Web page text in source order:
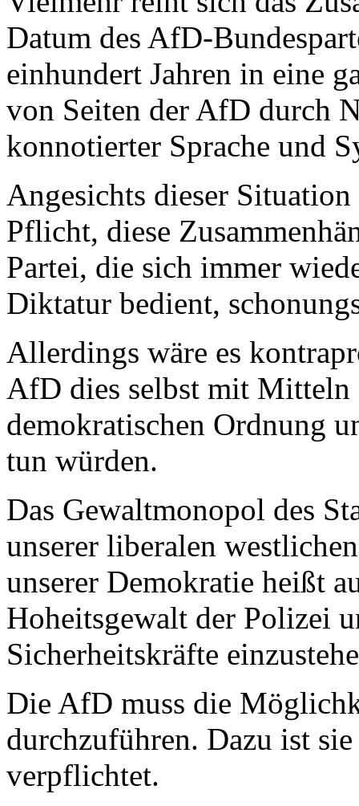
Datum des AfD-
einhundert Jahren in eine
von Seiten der AfD durch
konnotierter Sprache und
Angesichts dieser
Pflicht, diese
Partei, die sich immer
Diktatur bedient,
Allerdings wäre es
AfD dies selbst mit Mitteln
demokratischen Ordnung
tun würden.
Das Gewaltmonopol des
unserer liberalen
unserer Demokratie heißt
Hoheitsgewalt der Polizei
Sicherheitskräfte
Die AfD muss die
durchzuführen. Dazu ist
verpflichtet.